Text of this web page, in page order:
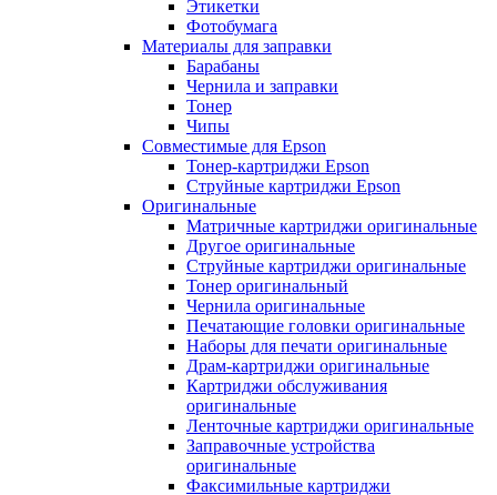
Этикетки
Фотобумага
Материалы для заправки
Барабаны
Чернила и заправки
Тонер
Чипы
Совместимые для Epson
Тонер-картриджи Epson
Струйные картриджи Epson
Оригинальные
Матричные картриджи оригинальные
Другое оригинальные
Струйные картриджи оригинальные
Тонер оригинальный
Чернила оригинальные
Печатающие головки оригинальные
Наборы для печати оригинальные
Драм-картриджи оригинальные
Картриджи обслуживания
оригинальные
Ленточные картриджи оригинальные
Заправочные устройства
оригинальные
Факсимильные картриджи